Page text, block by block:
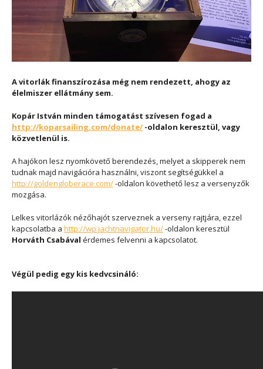
A vitorlák finanszírozása még nem rendezett, ahogy az
élelmiszer ellátmány sem.
Kopár István minden támogatást szívesen fogad a
http://koparsailing.com/donate/-oldalon keresztül, vagy
közvetlenül is.
A hajókon lesz nyomkövető berendezés, melyet a skipperek nem
tudnak majd navigációra használni, viszont segítségükkel a
http://goldengloberace.com/-oldalon követhető lesz a versenyzők
mozgása.
Lelkes vitorlázók nézőhajót szerveznek a verseny rajtjára, ezzel
kapcsolatba a http://wp.jachtnavigator.hu/-oldalon keresztül
Horváth Csabával érdemes felvenni a kapcsolatot.
Végül pedig egy kis kedvcsináló: